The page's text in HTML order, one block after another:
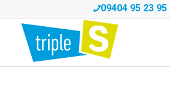
09404 95 23 95